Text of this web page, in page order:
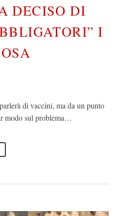
DECISO DI
I
di vaccini, ma da un punto
modo sul problema…